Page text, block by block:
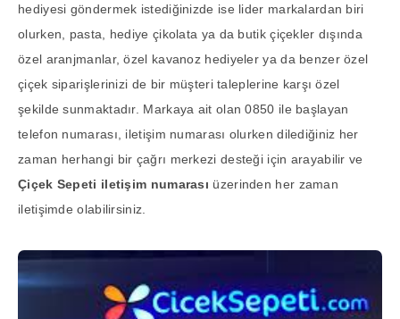
hediyesi göndermek istediğinizde ise lider markalardan biri
olurken, pasta, hediye çikolata ya da butik çiçekler dışında
özel aranjmanlar, özel kavanoz hediyeler ya da benzer özel
çiçek siparişlerinizi de bir müşteri taleplerine karşı özel
şekilde sunmaktadır. Markaya ait olan 0850 ile başlayan
telefon numarası, iletişim numarası olurken dilediğiniz her
zaman herhangi bir çağrı merkezi desteği için arayabilir ve
Çiçek Sepeti iletişim numarası üzerinden her zaman
iletişimde olabilirsiniz.